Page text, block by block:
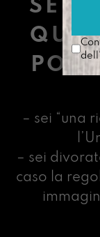
SE
– sei “una
– sei
caso la